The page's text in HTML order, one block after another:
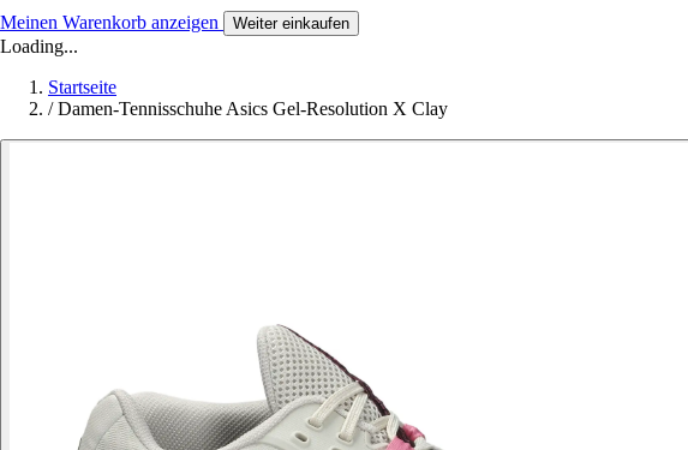
Meinen Warenkorb anzeigen Weiter einkaufen
Loading...
Startseite
/ Damen-Tennisschuhe Asics Gel-Resolution X Clay